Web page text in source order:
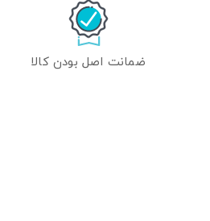
ضمانت اصل بودن کالا